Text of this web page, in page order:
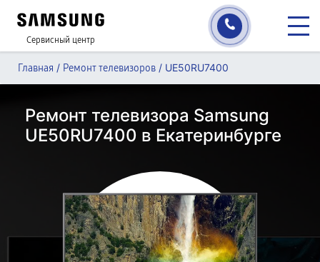
Сервисный центр
Главная / Ремонт телевизоров / UE50RU7400
Ремонт телевизора Samsung
UE50RU7400 в Екатеринбурге